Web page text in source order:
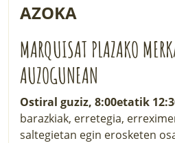
AZOKA
MARQUISAT PLAZAKO
AUZOGUNEAN
Ostiral guziz, 8:00etatik
barazkiak, erretegia,
saltegietan egin erosketen